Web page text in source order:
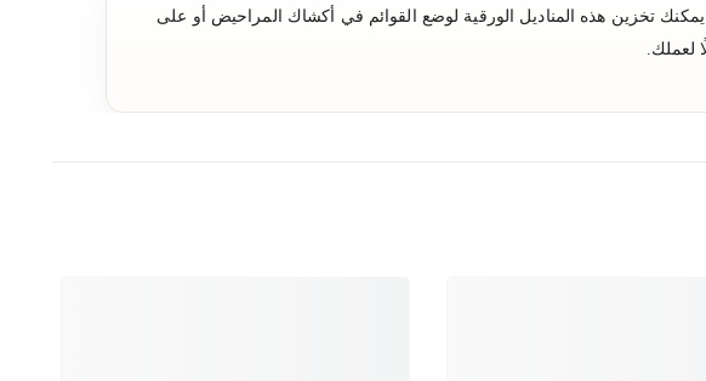
تخزين هذه المناديل الورقية لوضع القوائم في أكشاك المراحيض أو على
لعملك.